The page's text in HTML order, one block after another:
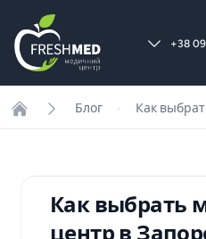
+38
Home
Блог
Как выбрать
центр в